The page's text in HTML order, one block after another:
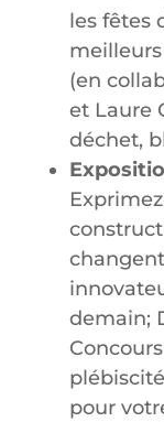
les fêtes
(en
et Laure
déchet,
demain;
pour